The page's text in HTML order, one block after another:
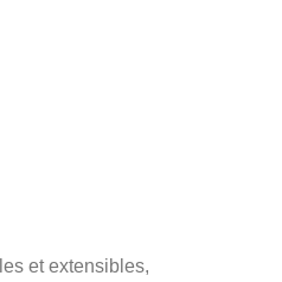
et extensibles,